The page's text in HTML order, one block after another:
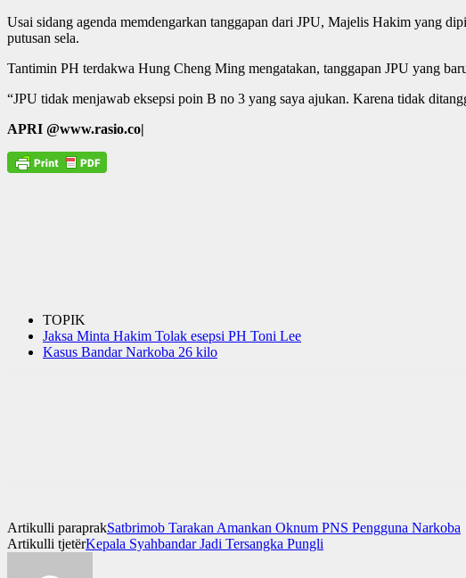
Usai sidang agenda memdengarkan tanggapan dari JPU, Majelis Hakim yang
putusan sela.
Tantimin PH terdakwa Hung Cheng Ming mengatakan, tanggapan JPU yang
“JPU tidak menjawab eksepsi poin B no 3 yang saya ajukan. Karena tidak
APRI @www.rasio.co|
TOPIK
Jaksa Minta Hakim Tolak esepsi PH Toni Lee
Kasus Bandar Narkoba 26 kilo
Artikulli paraprakSatbrimob Tarakan Amankan Oknum PNS Pengguna Narkoba
Artikulli tjetërKepala Syahbandar Jadi Tersangka Pungli